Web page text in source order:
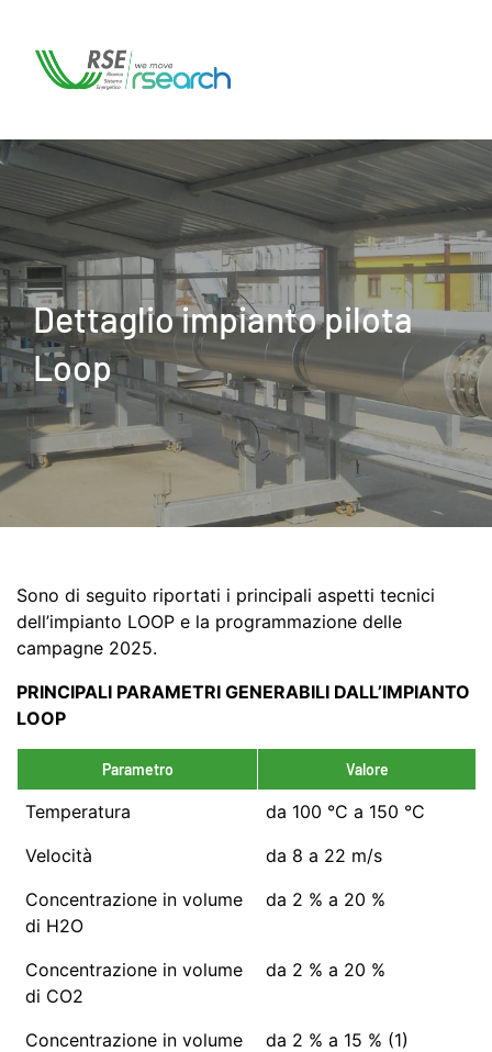
Dettaglio impianto pilota
Loop
Sono di seguito riportati i principali aspetti tecnici
dell’impianto LOOP e la programmazione delle
campagne 2025.
PRINCIPALI PARAMETRI GENERABILI DALL’IMPIANTO
LOOP
Parametro Valore
Temperatura
da 100 °C a 150 °C
Velocità
da 8 a 22 m/s
Concentrazione in volume
di H2O
da 2 % a 20 %
Concentrazione in volume
di CO2
da 2 % a 20 %
Concentrazione in volume
da 2 % a 15 % (1)